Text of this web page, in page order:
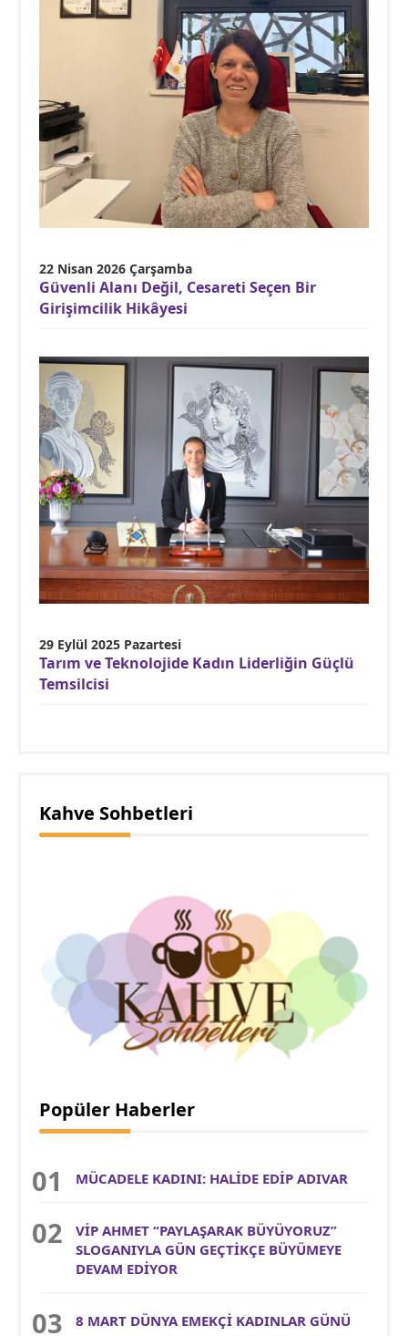
22 Nisan 2026 Çarşamba
Güvenli Alanı Değil, Cesareti Seçen Bir
Girişimcilik Hikâyesi
29 Eylül 2025 Pazartesi
Tarım ve Teknolojide Kadın Liderliğin Güçlü
Temsilcisi
Kahve Sohbetleri
Popüler Haberler
MÜCADELE KADINI: HALİDE EDİP ADIVAR
VİP AHMET “PAYLAŞARAK BÜYÜYORUZ”
SLOGANIYLA GÜN GEÇTİKÇE BÜYÜMEYE
DEVAM EDİYOR
8 MART DÜNYA EMEKÇİ KADINLAR GÜNÜ